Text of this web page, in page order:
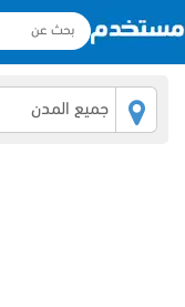
جميع المدن